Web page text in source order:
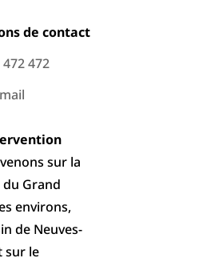
de contact
472
sur la
Grand
environs,
de Neuves-
sur le